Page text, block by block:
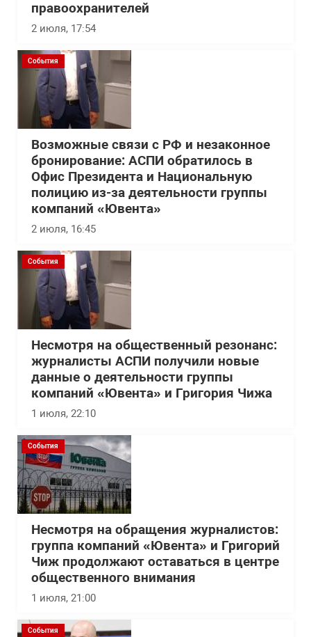
правоохранителей
2 июля, 17:54
События
Возможные связи с РФ и незаконное
бронирование: АСПИ обратилось в
Офис Президента и Национальную
полицию из-за деятельности группы
компаний «Ювента»
2 июля, 16:45
События
Несмотря на общественный резонанс:
журналисты АСПИ получили новые
данные о деятельности группы
компаний «Ювента» и Григория Чижа
1 июля, 22:10
События
Несмотря на обращения журналистов:
группа компаний «Ювента» и Григорий
Чиж продолжают оставаться в центре
общественного внимания
1 июля, 21:00
События